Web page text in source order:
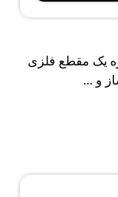
یک مقطع فلزی
و ...